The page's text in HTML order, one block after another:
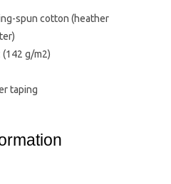
spun cotton (heather
(142 g/m2)
taping